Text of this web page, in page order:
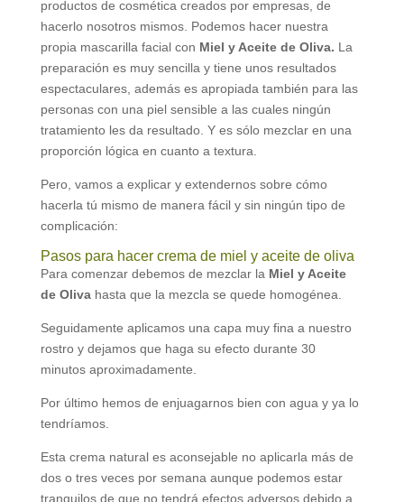
productos de cosmética creados por empresas, de
hacerlo nosotros mismos. Podemos hacer nuestra
propia mascarilla facial con Miel y Aceite de Oliva. La
preparación es muy sencilla y tiene unos resultados
espectaculares, además es apropiada también para las
personas con una piel sensible a las cuales ningún
tratamiento les da resultado. Y es sólo mezclar en una
proporción lógica en cuanto a textura.
Pero, vamos a explicar y extendernos sobre cómo
hacerla tú mismo de manera fácil y sin ningún tipo de
complicación:
Pasos para hacer crema de miel y aceite de oliva
Para comenzar debemos de mezclar la Miel y Aceite
de Oliva hasta que la mezcla se quede homogénea.
Seguidamente aplicamos una capa muy fina a nuestro
rostro y dejamos que haga su efecto durante 30
minutos aproximadamente.
Por último hemos de enjuagarnos bien con agua y ya lo
tendríamos.
Esta crema natural es aconsejable no aplicarla más de
dos o tres veces por semana aunque podemos estar
tranquilos de que no tendrá efectos adversos debido a